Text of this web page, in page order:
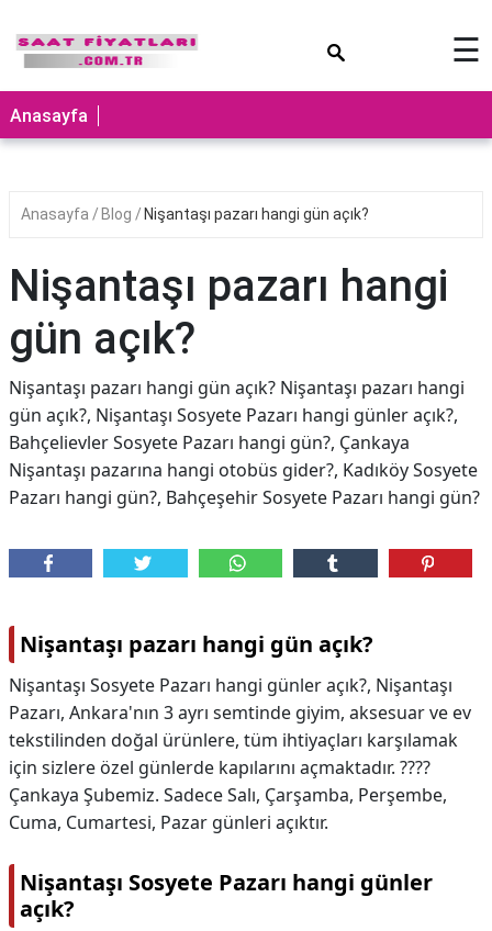
☰
Anasayfa
Anasayfa Blog Nişantaşı pazarı hangi gün açık?
Nişantaşı pazarı hangi
gün açık?
Nişantaşı pazarı hangi gün açık? Nişantaşı pazarı hangi
gün açık?, Nişantaşı Sosyete Pazarı hangi günler açık?,
Bahçelievler Sosyete Pazarı hangi gün?, Çankaya
Nişantaşı pazarına hangi otobüs gider?, Kadıköy Sosyete
Pazarı hangi gün?, Bahçeşehir Sosyete Pazarı hangi gün?
Nişantaşı pazarı hangi gün açık?
Nişantaşı Sosyete Pazarı hangi günler açık?, Nişantaşı
Pazarı, Ankara'nın 3 ayrı semtinde giyim, aksesuar ve ev
tekstilinden doğal ürünlere, tüm ihtiyaçları karşılamak
için sizlere özel günlerde kapılarını açmaktadır. ????
Çankaya Şubemiz. Sadece Salı, Çarşamba, Perşembe,
Cuma, Cumartesi, Pazar günleri açıktır.
Nişantaşı Sosyete Pazarı hangi günler
açık?